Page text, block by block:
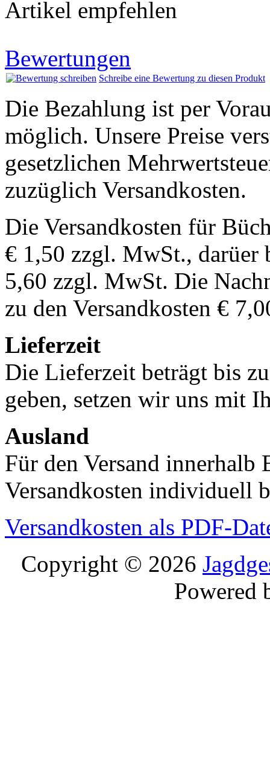
Artikel empfehlen
Bewertungen
Schreibe eine Bewertung zu diesen Produkt
Die Bezahlung ist per
möglich. Unsere Preise
gesetzlichen
zuzüglich Versandkosten.
Die Versandkosten für
€ 1,50 zzgl. MwSt., darüer
5,60 zzgl. MwSt. Die
zu den Versandkosten €
Lieferzeit
Die Lieferzeit beträgt bis
geben, setzen wir uns mit
Ausland
Für den Versand innerhalb
Versandkosten individuell
Versandkosten als PDF-
Copyright © 2026
Powered